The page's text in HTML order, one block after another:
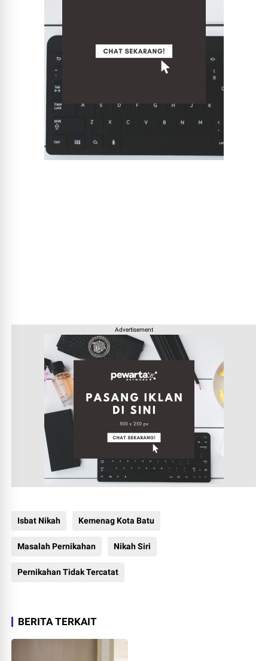
Advertisement
Isbat Nikah Kemenag Kota Batu
Masalah Pernikahan Nikah Siri
Pernikahan Tidak Tercatat
BERITA TERKAIT